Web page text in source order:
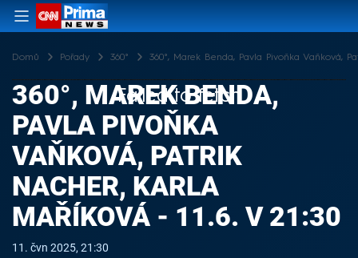
Domů Pořady 360° 360°, Marek Benda, Pavla Pivoňka Vaňková,
Failed to fetch
360°, MAREK BENDA,
PAVLA PIVOŇKA
VAŇKOVÁ, PATRIK
NACHER, KARLA
MAŘÍKOVÁ - 11.6. V 21:30
11. čvn 2025, 21:30